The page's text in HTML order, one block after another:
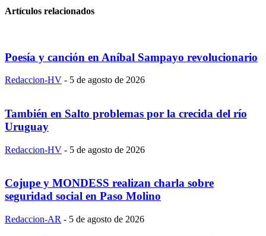
Artículos relacionados
Poesía y canción en Aníbal Sampayo revolucionario
Redaccion-HV - 5 de agosto de 2026
También en Salto problemas por la crecida del río
Uruguay
Redaccion-HV - 5 de agosto de 2026
Cojupe y MONDESS realizan charla sobre
seguridad social en Paso Molino
Redaccion-AR - 5 de agosto de 2026